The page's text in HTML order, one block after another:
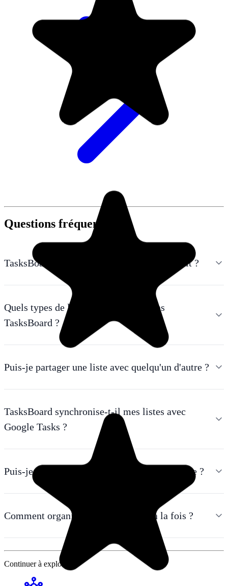
Questions fréquentes
TasksBoard est-il un créateur de listes gratuit ?
Quels types de listes puis-je créer dans
TasksBoard ?
Puis-je partager une liste avec quelqu'un d'autre ?
TasksBoard synchronise-t-il mes listes avec
Google Tasks ?
Puis-je accéder à mes listes sur mon téléphone ?
Comment organiser plusieurs listes à la fois ?
Continuer à explorer